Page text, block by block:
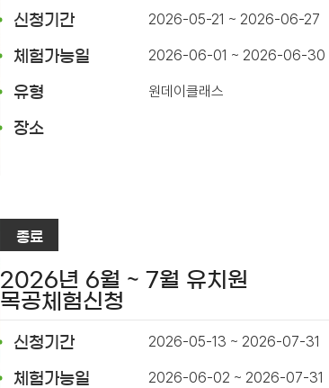
신청기간 2026-05-21 ~ 2026-06-27
체험가능일 2026-06-01 ~ 2026-06-30
유형 원데이클래스
장소
종료
2026년 6월 ~ 7월 유치원
목공체험신청
신청기간 2026-05-13 ~ 2026-07-31
체험가능일 2026-06-02 ~ 2026-07-31